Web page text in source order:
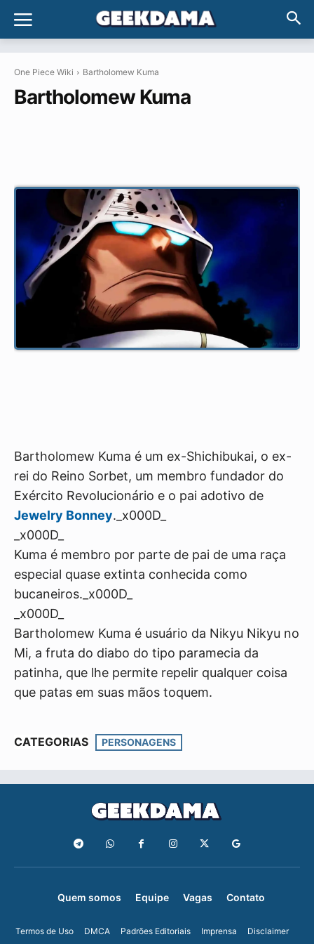
One Piece Wiki Bartholomew Kuma
Bartholomew Kuma
Bartholomew Kuma é um ex-Shichibukai, o ex-
rei do Reino Sorbet, um membro fundador do
Exército Revolucionário e o pai adotivo de
Jewelry Bonney._x000D_
_x000D_
Kuma é membro por parte de pai de uma raça
especial quase extinta conhecida como
bucaneiros._x000D_
_x000D_
Bartholomew Kuma é usuário da Nikyu Nikyu no
Mi, a fruta do diabo do tipo paramecia da
patinha, que lhe permite repelir qualquer coisa
que patas em suas mãos toquem.
CATEGORIAS PERSONAGENS
Quem somos Equipe Vagas Contato
Termos de Uso DMCA Padrões Editoriais Imprensa Disclaimer